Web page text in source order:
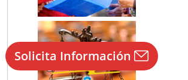
Solicita Información